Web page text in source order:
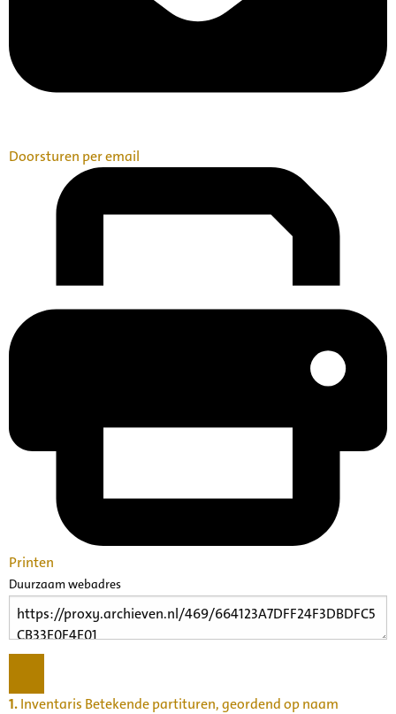
Doorsturen per email
Printen
Duurzaam webadres
1.Inventaris Betekende partituren, geordend op naam